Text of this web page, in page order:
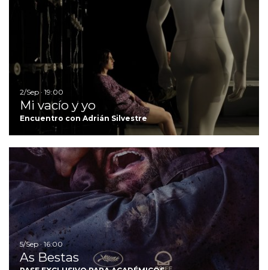
2/Sep · 19:00
Mi vacío y yo
Encuentro con Adrián Silvestre
5/Sep · 16:00
As Bestas